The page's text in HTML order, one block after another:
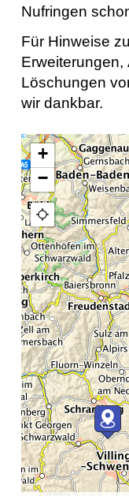
Nufringen
Für Hinweise
Löschungen
wir dankbar.